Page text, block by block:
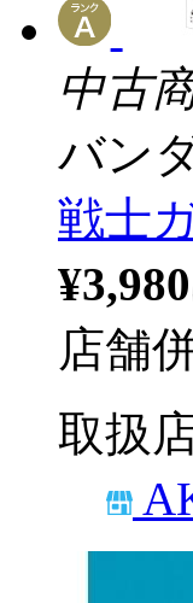
中古
バン
戦士
¥3,980
店舗
取扱